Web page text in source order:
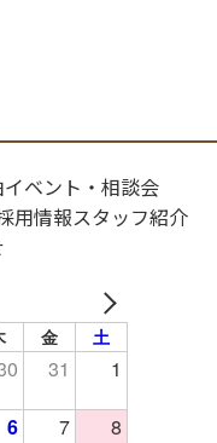
イベント・相談会
用情報スタッフ紹介
金 土
31 1
6 7 8